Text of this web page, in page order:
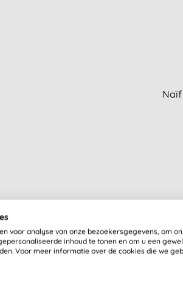
voor analyse van onze bezoekersgegevens, om
inhoud te tonen en om u een
Voor meer informatie over de cookies die we